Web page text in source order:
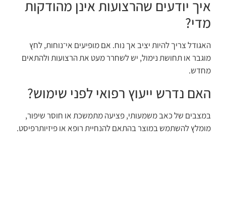
איך יודעים שהרצועות אינן מהודקות
מדי?
האגודל צריך להיות יציב אך נוח. אם מופיעים אי־נוחות, לחץ
מוגבר או תחושת נימול, יש לשחרר מעט את הרצועות ולהתאים
מחדש.
האם נדרש ייעוץ רפואי לפני שימוש?
במצבים של כאב משמעותי, פציעה מתמשכת או חוסר שיפור,
מומלץ להשתמש במוצר בהתאם להנחיית רופא או פיזיותרפיסט.